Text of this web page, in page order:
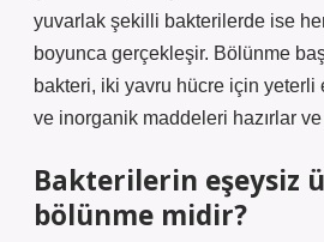
yuvarlak şekilli bakterilerde ise
boyunca gerçekleşir. Bölünme
bakteri, iki yavru hücre için
ve inorganik maddeleri hazırlar
Bakterilerin eşeysiz
bölünme midir?